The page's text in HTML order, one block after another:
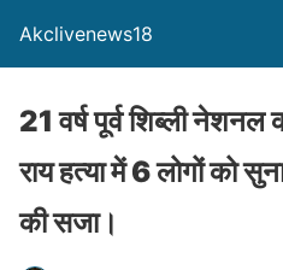
Akclivenews18
21 वर्ष पूर्व शिब्ली
राय हत्या में 6 लोगों को
की सजा।